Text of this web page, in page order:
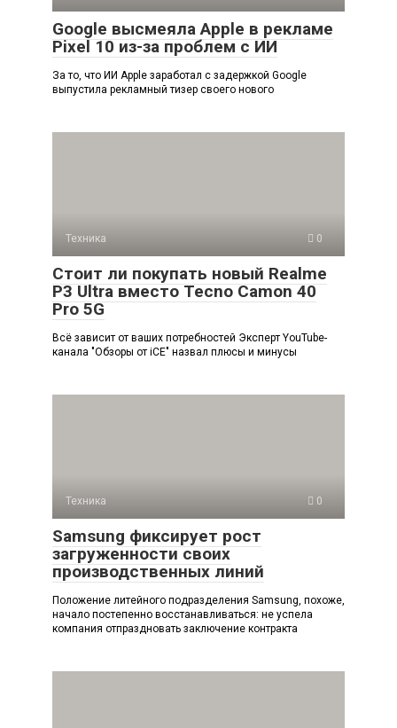
Google высмеяла Apple в рекламе
Pixel 10 из-за проблем с ИИ
За то, что ИИ Apple заработал с задержкой Google
выпустила рекламный тизер своего нового
Техника 0
Стоит ли покупать новый Realme
P3 Ultra вместо Tecno Camon 40
Pro 5G
Всё зависит от ваших потребностей Эксперт YouTube-
канала "Обзоры от iCE" назвал плюсы и минусы
Техника 0
Samsung фиксирует рост
загруженности своих
производственных линий
Положение литейного подразделения Samsung, похоже,
начало постепенно восстанавливаться: не успела
компания отпраздновать заключение контракта